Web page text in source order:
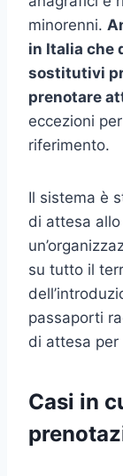
minorenni.
in Italia che
sostitutivi
prenotare
eccezioni
riferimento.
Il sistema è
di attesa
su tutto il
passaporti
di attesa per
Casi in